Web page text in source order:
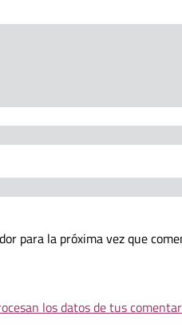
para la próxima vez que
los datos de tus